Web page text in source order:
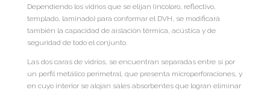
Dependiendo los vidrios que se elijan (incoloro, reflectivo,
templado, laminado) para conformar el DVH, se modificará
también la capacidad de aislación térmica, acústica y de
seguridad de todo el conjunto.
Las dos caras de vidrios, se encuentran separadas entre sí por
un perfil metálico perimetral, que presenta microperforaciones, y
en cuyo interior se alojan sales absorbentes que logran eliminar